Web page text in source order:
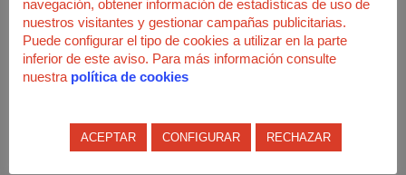
compañeros y compañeras que están al pie del cañón las 24
horas del día, para que el resto de la ciudadanía pueda
realizar su actividad diaria con total normalidad o descansar
durante la noche con total seguridad: operadores de centrales
receptoras de alarmas, escoltas, instaladores y mantenedores
colaboran con el vigilante en su trabajo diario».
navegación, obtener información de estadísticas de uso de
nuestros visitantes y gestionar campañas publicitarias.
Puede configurar el tipo de cookies a utilizar en la parte
inferior de este aviso. Para más información consulte
nuestra política de cookies
ACEPTAR CONFIGURAR RECHAZAR